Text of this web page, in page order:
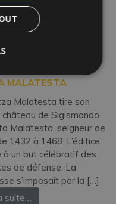
“Montagne des Fleurs”.
est une destination
suite…
MALATESTA
Malatesta tire son
château de Sigismondo
Malatesta, seigneur de
1432 à 1468. L’édifice
à un but célébratif des
de défense. La
s’imposait par la […]
suite…